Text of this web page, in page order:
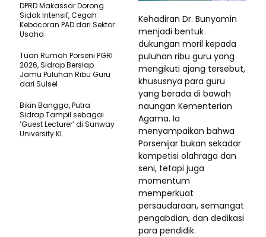
Kehadiran Dr. Bunyamin
menjadi bentuk
dukungan moril kepada
puluhan ribu guru yang
mengikuti ajang tersebut,
khususnya para guru
yang berada di bawah
naungan Kementerian
Agama. Ia
menyampaikan bahwa
Porsenijar bukan sekadar
kompetisi olahraga dan
seni, tetapi juga
momentum
memperkuat
persaudaraan, semangat
pengabdian, dan dedikasi
para pendidik.
DPRD Makassar Dorong
Sidak Intensif, Cegah
Kebocoran PAD dari Sektor
Usaha
Tuan Rumah Porseni PGRI
2026, Sidrap Bersiap
Jamu Puluhan Ribu Guru
dari Sulsel
Bikin Bangga, Putra
Sidrap Tampil sebagai
‘Guest Lecturer’ di Sunway
University KL